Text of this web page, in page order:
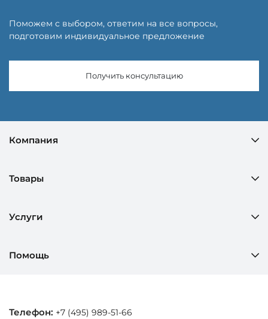
Поможем с выбором, ответим на все вопросы,
подготовим индивидуальное предложение
Получить консультацию
Компания
Товары
Услуги
Помощь
Телефон: +7 (495) 989-51-66